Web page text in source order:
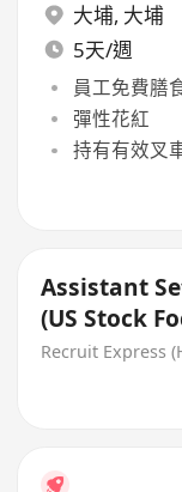
大埔, 大埔
5天/週
員工免費膳
彈性花紅
持有有效叉
Assistant
(US Stock
Recruit Express